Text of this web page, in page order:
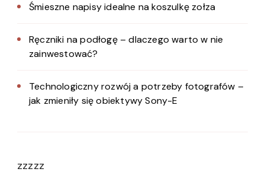
Śmieszne napisy idealne na koszulkę zołza
Ręczniki na podłogę – dlaczego warto w nie
zainwestować?
Technologiczny rozwój a potrzeby fotografów –
jak zmieniły się obiektywy Sony-E
zzzzz